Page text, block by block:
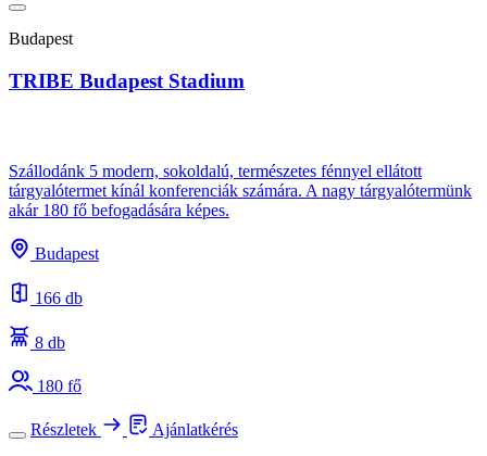
Budapest
TRIBE Budapest Stadium
Szállodánk 5 modern, sokoldalú, természetes fénnyel ellátott
tárgyalótermet kínál konferenciák számára. A nagy tárgyalótermünk
akár 180 fő befogadására képes.
Budapest
166 db
8 db
180 fő
Részletek Ajánlatkérés